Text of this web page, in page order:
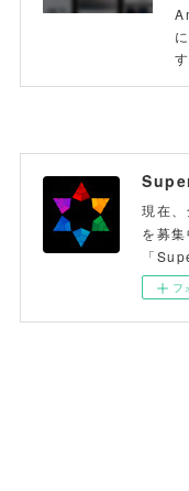
す
現在
を募
「
フ